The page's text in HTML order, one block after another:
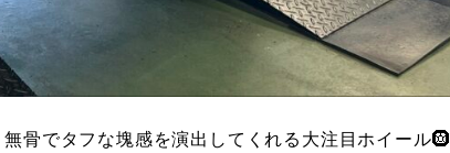
骨でタフな塊感を演出してくれる大注目ホイール🛞